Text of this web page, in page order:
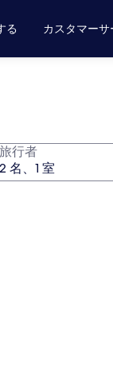
る カスタマーサ
行者